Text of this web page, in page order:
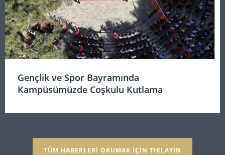
Gençlik ve Spor Bayramında
Kampüsümüzde Coşkulu Kutlama
TÜM HABERLERİ OKUMAK İÇİN TIKLAYIN